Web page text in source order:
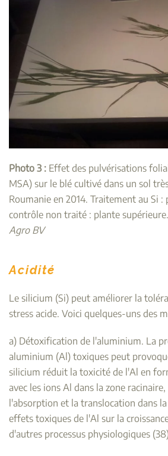
Photo 3 : Effet des pulvérisations
MSA) sur le blé cultivé dans un sol
Roumanie en 2014. Traitement au Si
contrôle non traité : plante supérieure.
Agro BV
Acidité
Le silicium (Si) peut améliorer la
stress acide. Voici quelques-uns des
a) Détoxification de l'aluminium. La
aluminium (Al) toxiques peut
silicium réduit la toxicité de l'Al en
avec les ions Al dans la zone
l'absorption et la translocation dans
effets toxiques de l'Al sur la
d'autres processus physiologiques